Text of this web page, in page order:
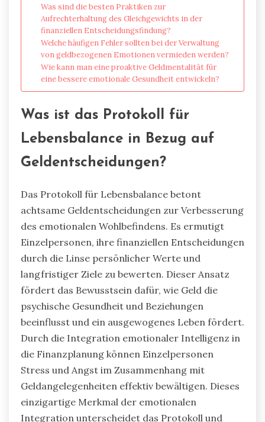
Was sind die besten Praktiken zur
Aufrechterhaltung des Gleichgewichts in der
finanziellen Entscheidungsfindung?
Welche häufigen Fehler sollten bei der Verwaltung
von geldbezogenen Emotionen vermieden werden?
Wie kann man eine proaktive Geldmentalität für
eine bessere emotionale Gesundheit entwickeln?
Was ist das Protokoll für
Lebensbalance in Bezug auf
Geldentscheidungen?
Das Protokoll für Lebensbalance betont
achtsame Geldentscheidungen zur Verbesserung
des emotionalen Wohlbefindens. Es ermutigt
Einzelpersonen, ihre finanziellen Entscheidungen
durch die Linse persönlicher Werte und
langfristiger Ziele zu bewerten. Dieser Ansatz
fördert das Bewusstsein dafür, wie Geld die
psychische Gesundheit und Beziehungen
beeinflusst und ein ausgewogenes Leben fördert.
Durch die Integration emotionaler Intelligenz in
die Finanzplanung können Einzelpersonen
Stress und Angst im Zusammenhang mit
Geldangelegenheiten effektiv bewältigen. Dieses
einzigartige Merkmal der emotionalen
Integration unterscheidet das Protokoll und